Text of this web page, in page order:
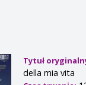
Tytuł
della mia vita